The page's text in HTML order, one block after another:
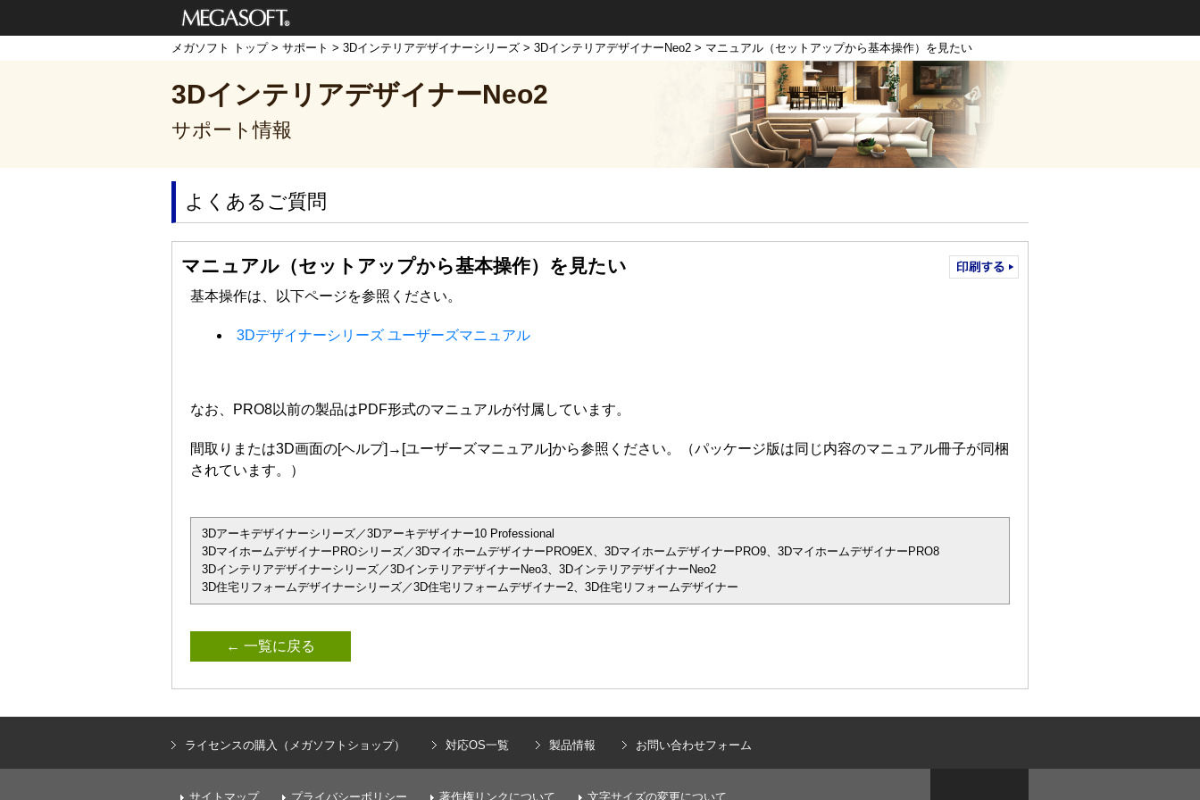
メガソフト株式
メガソフト トップ> サポート > 3Dインテリアデザイナーシリーズ > 3DインテリアデザイナーNeo2 > マニュアル（セットアップから基本操作）を見たい
3DインテリアデザイナーNeo2
サポート情報
よくあるご質問
マニュアル（セットアップから基本操作）を見たい
基本操作は、以下ページを参照ください。
3Dデザイナーシリーズ ユーザーズマニュアル
なお、PRO8以前の製品はPDF形式のマニュアルが付属しています。
間取りまたは3D画面の[ヘルプ]→[ユーザーズマニュアル]から参照ください。（パッケージ版は同じ内容のマニュアル冊子が同梱
されています。）
3Dアーキデザイナーシリーズ／3Dアーキデザイナー10 Professional
3DマイホームデザイナーPROシリーズ／3DマイホームデザイナーPRO9EX、3DマイホームデザイナーPRO9、3DマイホームデザイナーPRO8
3Dインテリアデザイナーシリーズ／3DインテリアデザイナーNeo3、3DインテリアデザイナーNeo2
3D住宅リフォームデザイナーシリーズ／3D住宅リフォームデザイナー2、3D住宅リフォームデザイナー
← 一覧に戻る
ライセンスの購入（メガソフトショップ） 対応OS一覧 製品情報 お問い合わせフォーム
サイトマップ プライバシーポリシー 著作権リンクについて 文字サイズの変更について